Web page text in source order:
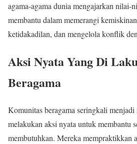
agama-agama dunia mengajarkan nilai-
membantu dalam memerangi
ketidakadilan, dan mengelola konflik
Aksi Nyata Yang Di
Beragama
Komunitas beragama seringkali
melakukan aksi nyata untuk membantu
membutuhkan. Mereka mempraktikkan